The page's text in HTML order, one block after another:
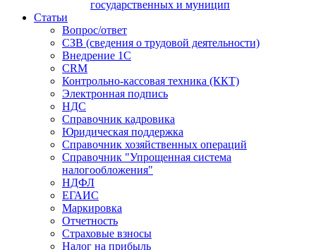
государственных и муницип
Статьи
Вопрос/ответ
СЗВ (сведения о трудовой деятельности)
Внедрение 1С
CRM
Контрольно-кассовая техника (ККТ)
Электронная подпись
НДС
Справочник кадровика
Юридическая поддержка
Справочник хозяйственных операций
Справочник "Упрощенная система
налогообложения"
НДФЛ
ЕГАИС
Маркировка
Отчетность
Страховые взносы
Налог на прибыль